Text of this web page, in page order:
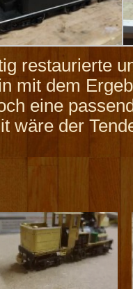
restaurierte
mit dem
eine
wäre der